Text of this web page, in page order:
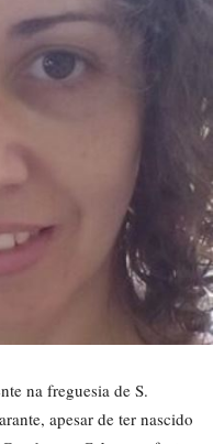
na freguesia de S.
apesar de ter nascido